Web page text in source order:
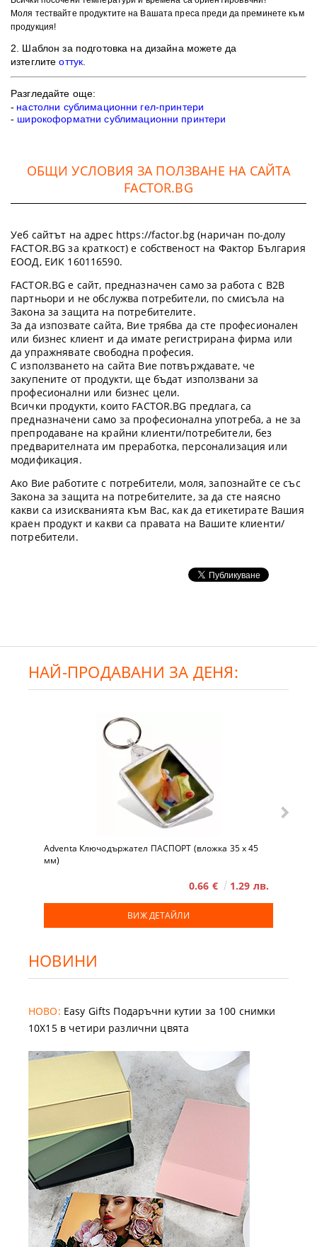
Моля тествайте продуктите на Вашата преса преди да преминете към
продукция!
2. Шаблон за подготовка на дизайна можете да
изтеглите оттук
Разгледайте още:
- настолни сублимационни гел-принтери
- широкоформатни сублимационни принтери
ОБЩИ УСЛОВИЯ ЗА ПОЛЗВАНЕ НА САЙТА
FACTOR.BG
Уеб сайтът на адрес https://factor.bg (наричан по-долу
FACTOR.BG за краткост) е собственост на Фактор България
ЕООД, ЕИК 160116590.
FACTOR.BG е сайт, предназначен само за работа с B2B
партньори и не обслужва потребители, по смисъла на
Закона за защита на потребителите.
За да изпозвате сайта, Вие трябва да сте професионален
или бизнес клиент и да имате регистрирана фирма или
да упражнявате свободна професия.
С използването на сайта Вие потвърждавате, че
закупените от продукти, ще бъдат използвани за
професионални или бизнес цели.
Всички продукти, които FACTOR.BG предлага, са
предназначени само за професионална употреба, а не за
препродаване на крайни клиенти/потребители, без
предварителната им преработка, персонализация или
модификация.
Ако Вие работите с потребители, моля, запознайте се със
Закона за защита на потребителите, за да сте наясно
какви са изискванията към Вас, как да етикетирате Вашия
краен продукт и какви са правата на Вашите клиенти/
потребители.
НАЙ-ПРОДАВАНИ ЗА ДЕНЯ:
Adventa Ключодържател ПАСПОРТ (вложка 35 x 45
мм)
0.66 € 1.29 лв.
ВИЖ ДЕТАЙЛИ
НОВИНИ
НОВО: Easy Gifts Подаръчни кутии за 100 снимки
10X15 в четири различни цвята